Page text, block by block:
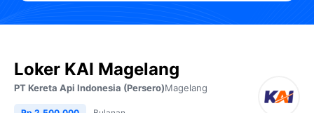
Loker KAI Magelang
PT Kereta Api Indonesia (Persero)Magelang